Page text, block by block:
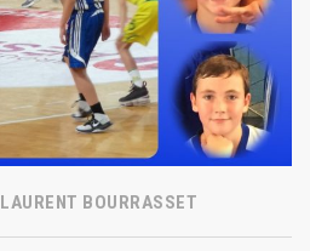
LAURENT BOURRASSET